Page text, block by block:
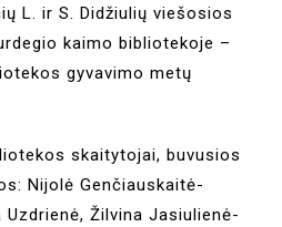
L. ir S. Didžiulių viešosios
kaimo bibliotekoje –
gyvavimo metų
skaitytojai, buvusios
Nijolė Genčiauskaitė-
Žilvina Jasiulienė-